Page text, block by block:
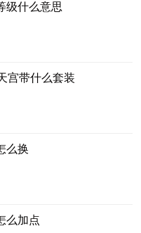
级什么意思
宫带什么套装
么换
么加点